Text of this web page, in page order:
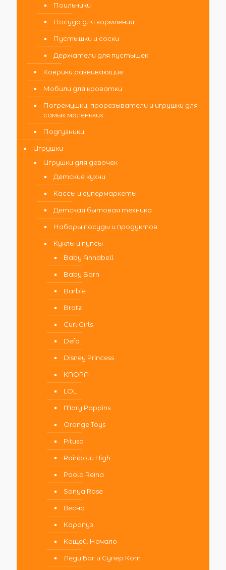
Поильники
Посуда для кормления
Пустышки и соски
Держатели для пустышек
Коврики развивающие
Мобили для кроватки
Погремушки, прорезыватели и игрушки для
самых маленьких
Подгузники
Игрушки
Игрушки для девочек
Детские кухни
Кассы и супермаркеты
Детская бытовая техника
Наборы посуды и продуктов
Куклы и пупсы
Baby Annabell
Baby Born
Barbie
Bratz
CurliGirls
Defa
Disney Princess
KNOPA
LOL
Mary Poppins
Orange Toys
Pituso
Rainbow High
Paola Reina
Sonya Rose
Весна
Карапуз
Кощей. Начало
Леди Баг и Супер Кот